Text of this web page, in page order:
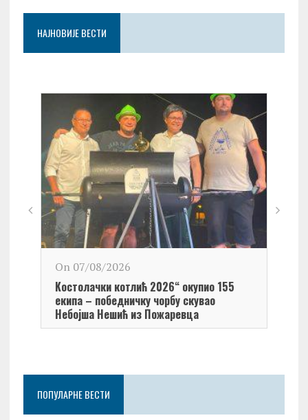
НАЈНОВИЈЕ ВЕСТИ
On 07/08/2026
Kостолачки котлић 2026“ окупио 155
екипа – победничку чорбу скувао
Небојша Нешић из Пожаревца
ПОПУЛАРНЕ ВЕСТИ